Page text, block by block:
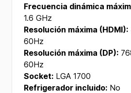
Frecuencia dinámica
1.6 GHz
Resolución máxima (HDMI):
60Hz
Resolución máxima (DP):
60Hz
Socket: LGA 1700
Refrigerador incluido: No